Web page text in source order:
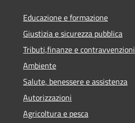
Educazione e formazione
Giustizia e sicurezza pubblica
Tributi,finanze e contravvenzioni
Ambiente
Salute, benessere e assistenza
Autorizzazioni
Agricoltura e pesca